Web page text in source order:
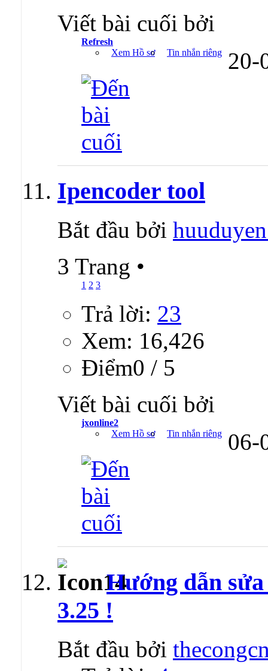
Viết bài cuối bởi
Refresh
Xem Hồ sơ
Tin nhắn riêng 20-
Ipencoder tool
Bắt đầu bởi
3 Trang •
1 2 3
Trả lời: 23
Xem: 16,426
Ðiểm0 / 5
Viết bài cuối bởi
jxonline2
Xem Hồ sơ
Tin nhắn riêng 06-
Hướng dẫn
3.25 !
Bắt đầu bởi